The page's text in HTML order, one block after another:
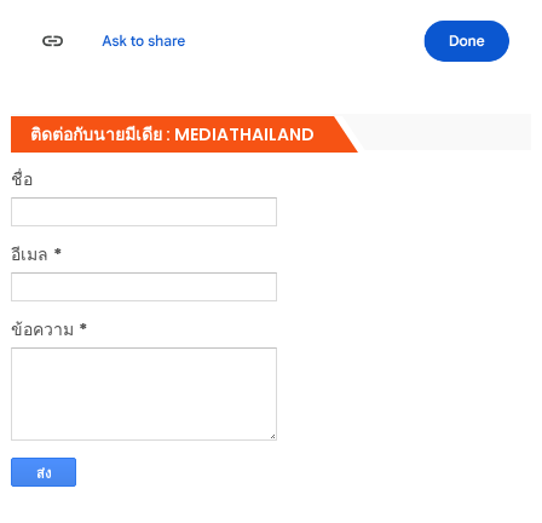
ติดต่อกับนายมีเดีย : MEDIATHAILAND
ชื่อ
อีเมล *
ข้อความ *